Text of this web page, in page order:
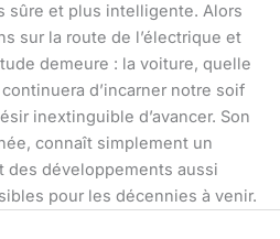
sûre et plus intelligente. Alors
sur la route de l’électrique et
demeure : la voiture, quelle
d’incarner notre soif
inextinguible d’avancer. Son
connaît simplement un
des développements aussi
pour les décennies à venir.